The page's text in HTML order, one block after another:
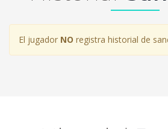
El jugador NO registra historial de